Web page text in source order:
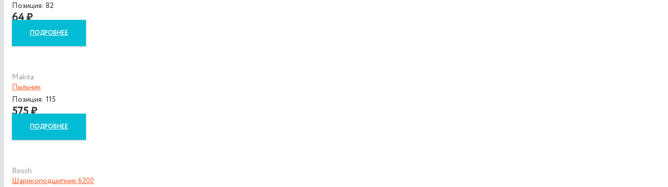
Позиция: 82
64₽
ПОДРОБНЕЕ
Makita
Пыльник
Позиция: 115
575₽
ПОДРОБНЕЕ
Bosch
Шарикоподшипник 6200